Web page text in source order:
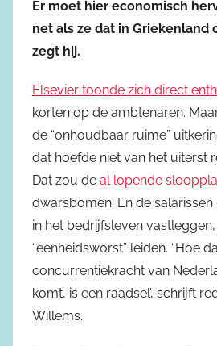
Er moet hier economisch
net als ze dat in Griekenland
zegt hij.
Elsevier toonde zich direct
korten op de ambtenaren.
de “onhoudbaar ruime”
dat hoefde niet van het uiterst
Dat zou de al lopende
dwarsbomen. En de salarissen
in het bedrijfsleven
“eenheidsworst” leiden. “Hoe
concurrentiekracht van
komt, is een raadsel’, schrijft
Willems.